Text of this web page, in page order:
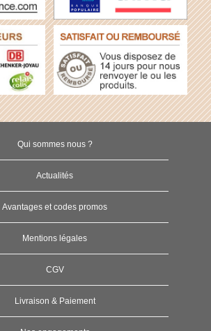
Qui sommes nous ?
Actualités
Avantages et codes promos
Mentions légales
CGV
Livraison & Paiement